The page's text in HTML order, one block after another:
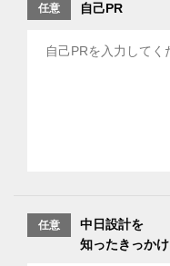
任意 自己PR
任意
中日設計を
知ったきっかけ